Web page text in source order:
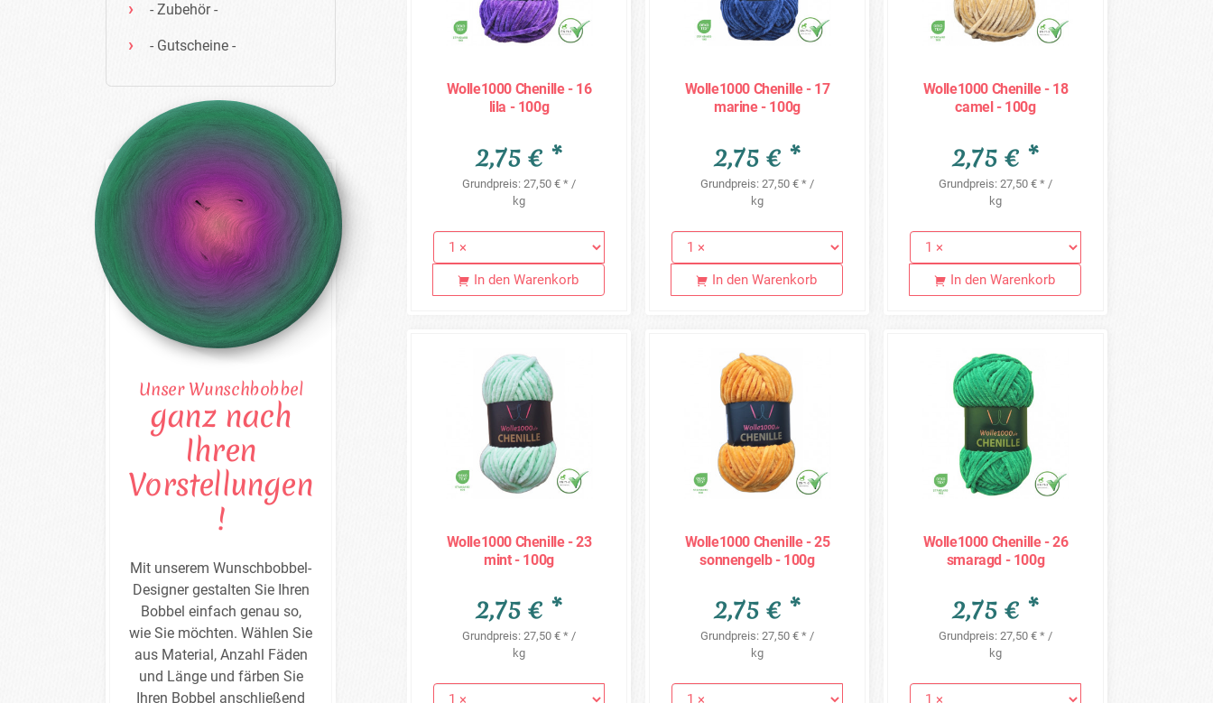
Wolle1000 Chenille - 16
lila - 100g
2,75 € *
Grundpreis: 27,50 € * /
kg
In den Warenkorb
Wolle1000 Chenille - 17
marine - 100g
2,75 € *
Grundpreis: 27,50 € * /
kg
In den Warenkorb
Wolle1000 Chenille - 18
camel - 100g
2,75 € *
Grundpreis: 27,50 € * /
kg
In den Warenkorb
Wolle1000 Chenille - 23
mint - 100g
2,75 € *
Grundpreis: 27,50 € * /
kg
Wolle1000 Chenille - 25
sonnengelb - 100g
2,75 € *
Grundpreis: 27,50 € * /
kg
Wolle1000 Chenille - 26
smaragd - 100g
2,75 € *
Grundpreis: 27,50 € * /
kg
- Zubehör -
- Gutscheine -
Unser Wunschbobbel
ganz nach
Ihren
Vorstellungen
!
Mit unserem Wunschbobbel-
Designer gestalten Sie Ihren
Bobbel einfach genau so,
wie Sie möchten. Wählen Sie
aus Material, Anzahl Fäden
und Länge und färben Sie
Ihren Bobbel anschließend